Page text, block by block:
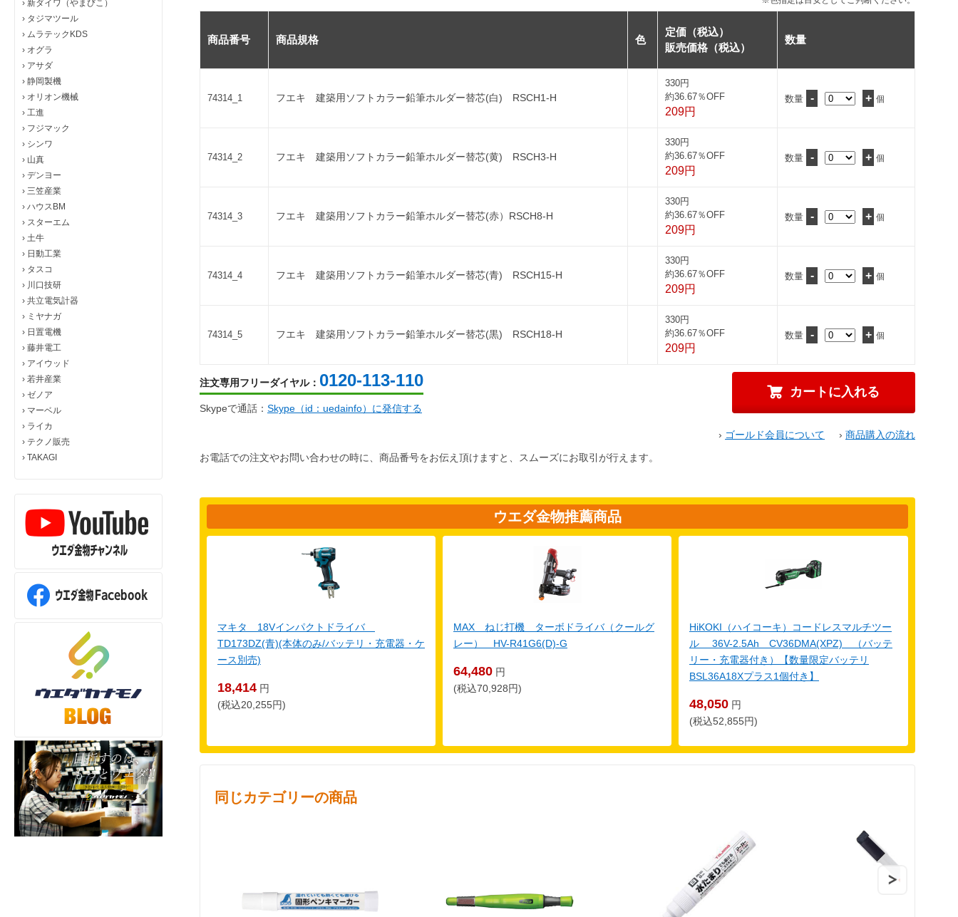
› 新ダイワ（やまびこ）
› タジマツール
› ムラテックKDS
› オグラ
› アサダ
› 静岡製機
› オリオン機械
› 工進
› フジマック
› シンワ
› 山真
› デンヨー
› 三笠産業
› ハウスBM
› スターエム
› 土牛
› 日動工業
› タスコ
› 川口技研
› 共立電気計器
› ミヤナガ
› 日置電機
› 藤井電工
› アイウッド
› 若井産業
› ゼノア
› マーベル
› ライカ
› テクノ販売
› TAKAGI
商品番号 商品規格 色
定価（税込）
販売価格（税込）
数量
74314_1 フエキ 建築用ソフトカラー鉛筆ホルダー替芯(白) RSCH1-H
330円
約36.67％OFF
209円
数量 - + 個
74314_2 フエキ 建築用ソフトカラー鉛筆ホルダー替芯(黄) RSCH3-H
330円
約36.67％OFF
209円
数量 - + 個
74314_3 フエキ 建築用ソフトカラー鉛筆ホルダー替芯(赤）RSCH8-H
330円
約36.67％OFF
209円
数量 - + 個
74314_4 フエキ 建築用ソフトカラー鉛筆ホルダー替芯(青) RSCH15-H
330円
約36.67％OFF
209円
数量 - + 個
74314_5 フエキ 建築用ソフトカラー鉛筆ホルダー替芯(黒) RSCH18-H
330円
約36.67％OFF
209円
数量 - + 個
› ゴールド会員について › 商品購入の流れ
注文専用フリーダイヤル： 0120-113-110
Skypeで通話： Skype（id：uedainfo）に発信する
お電話での注文やお問い合わせの時に、商品番号をお伝え頂けますと、スムーズにお取引が行えます。
ウエダ金物推薦商品
マキタ 18Vインパクトドライバ
TD173DZ(青)(本体のみ/バッテリ・充電器・ケ
ース別売)
18,414 円
(税込20,255円)
MAX ねじ打機 ターボドライバ（クールグ
レー） HV-R41G6(D)-G
64,480 円
(税込70,928円)
HiKOKI（ハイコーキ）コードレスマルチツー
ル 36V-2.5Ah CV36DMA(XPZ) （バッテ
リー・充電器付き）【数量限定バッテリ
BSL36A18Xプラス1個付き】
48,050 円
(税込52,855円)
同じカテゴリーの商品